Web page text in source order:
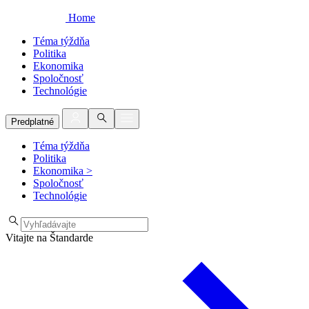
Home
Téma týždňa
Politika
Ekonomika
Spoločnosť
Technológie
Predplatné
Téma týždňa
Politika
Ekonomika >
Spoločnosť
Technológie
Vitajte na Štandarde